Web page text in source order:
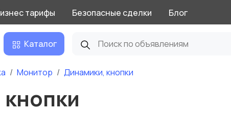
тарифы Безопасные сделки Блог
Каталог
Монитор Динамики, кнопки